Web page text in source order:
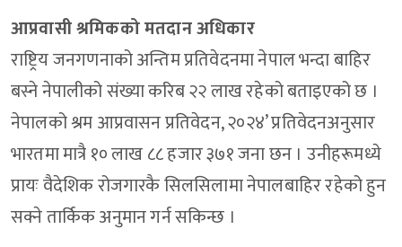
आप्रवासी श्रमिकको मतदान अधिकार
राष्ट्रिय जनगणनाको अन्तिम प्रतिवेदनमा नेपाल भन्दा बाहिर
बस्ने नेपालीको संख्या करिब २२ लाख रहेको बताइएको छ ।
नेपालको श्रम आप्रवासन प्रतिवेदन, २०२४’ प्रतिवेदनअनुसार
भारतमा मात्रै १० लाख ८८ हजार ३७१ जना छन । उनीहरूमध्ये
प्रायः वैदेशिक रोजगारकै सिलसिलामा नेपालबाहिर रहेको हुन
सक्ने तार्किक अनुमान गर्न सकिन्छ ।